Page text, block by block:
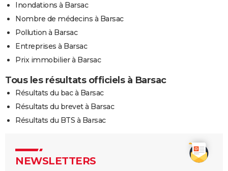
Inondations à Barsac
Nombre de médecins à Barsac
Pollution à Barsac
Entreprises à Barsac
Prix immobilier à Barsac
Tous les résultats officiels à Barsac
Résultats du bac à Barsac
Résultats du brevet à Barsac
Résultats du BTS à Barsac
NEWSLETTERS